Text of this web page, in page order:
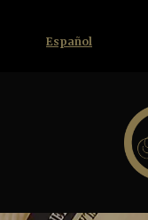
Español